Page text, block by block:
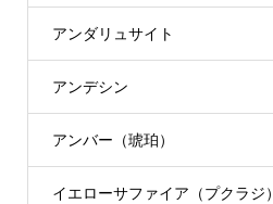
アンダリュサイト
アンデシン
アンバー（琥珀）
イエローサファイア（プクラジ）